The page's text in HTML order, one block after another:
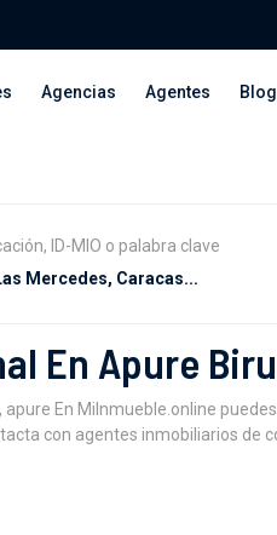
Agencias Agentes Blog
ID-MIO o palabra clave
En Apure
En MiInmueble.online
con agentes inmobiliarios de